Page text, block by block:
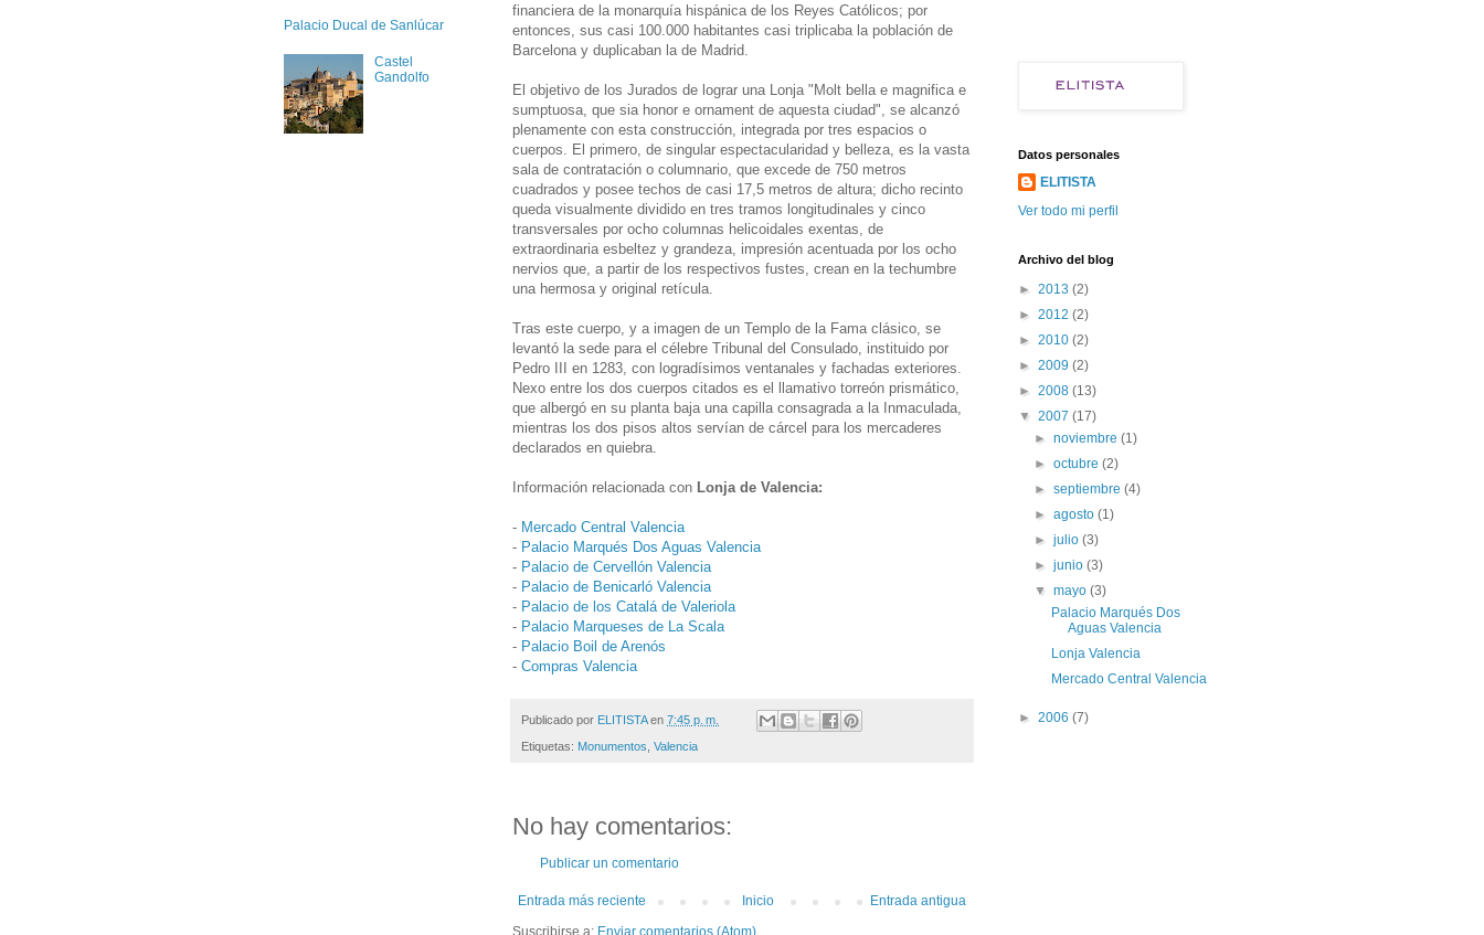
financiera de la monarquía hispánica de los Reyes Católicos; por
entonces, sus casi 100.000 habitantes casi triplicaba la población de
Barcelona y duplicaban la de Madrid.
El objetivo de los Jurados de lograr una Lonja "Molt bella e magnifica e
sumptuosa, que sia honor e ornament de aquesta ciudad", se alcanzó
plenamente con esta construcción, integrada por tres espacios o
cuerpos. El primero, de singular espectacularidad y belleza, es la vasta
sala de contratación o columnario, que excede de 750 metros
cuadrados y posee techos de casi 17,5 metros de altura; dicho recinto
queda visualmente dividido en tres tramos longitudinales y cinco
transversales por ocho columnas helicoidales exentas, de
extraordinaria esbeltez y grandeza, impresión acentuada por los ocho
nervios que, a partir de los respectivos fustes, crean en la techumbre
una hermosa y original retícula.
Tras este cuerpo, y a imagen de un Templo de la Fama clásico, se
levantó la sede para el célebre Tribunal del Consulado, instituido por
Pedro III en 1283, con logradísimos ventanales y fachadas exteriores.
Nexo entre los dos cuerpos citados es el llamativo torreón prismático,
que albergó en su planta baja una capilla consagrada a la Inmaculada,
mientras los dos pisos altos servían de cárcel para los mercaderes
declarados en quiebra.
Información relacionada con Lonja de Valencia:
- Mercado Central Valencia
- Palacio Marqués Dos Aguas Valencia
- Palacio de Cervellón Valencia
- Palacio de Benicarló Valencia
- Palacio de los Catalá de Valeriola
- Palacio Marqueses de La Scala
- Palacio Boil de Arenós
- Compras Valencia
Publicado por ELITISTA en 7:45 p. m.
Etiquetas: Monumentos Valencia
No hay comentarios:
Publicar un comentario
Entrada más reciente Entrada antigua
Inicio
Suscribirse a: Enviar comentarios (Atom)
Palacio Ducal de Sanlúcar
Castel
Gandolfo
Datos personales
ELITISTA
Ver todo mi perfil
Archivo del blog
► 2013 (2)
► 2012 (2)
► 2010 (2)
► 2009 (2)
► 2008 (13)
▼ 2007 (17)
►noviembre(1)
►octubre(2)
►septiembre(4)
►agosto(1)
►julio(3)
►junio(3)
▼mayo(3)
Palacio Marqués Dos
Aguas Valencia
Lonja Valencia
Mercado Central Valencia
► 2006 (7)